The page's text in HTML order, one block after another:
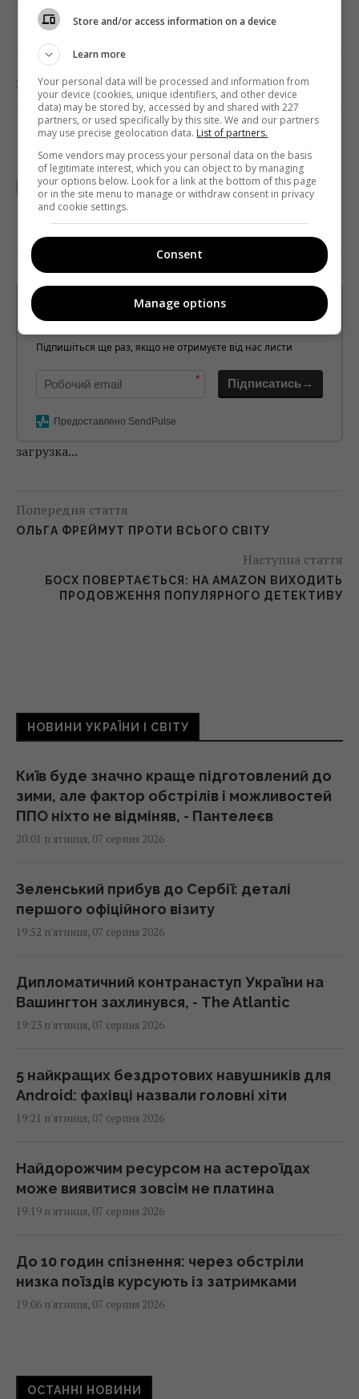
Поділитись: Facebook Twitter 0
TELEKRITIKA
Щотижневий лист з найцікавішим.
Пишемо з любов'ю
!
Підпишіться ще раз, якщо не отримуєте від нас листи
* Підписатись→
Предоставлено SendPulse
загрузка...
Попередня стаття
ОЛЬГА ФРЕЙМУТ ПРОТИ ВСЬОГО СВІТУ
Наступна стаття
БОСХ ПОВЕРТАЄТЬСЯ: НА AMAZON ВИХОДИТЬ
ПРОДОВЖЕННЯ ПОПУЛЯРНОГО ДЕТЕКТИВУ
НОВИНИ УКРАЇНИ І СВІТУ
Київ буде значно краще підготовлений до
зими, але фактор обстрілів і можливостей
ППО ніхто не відміняв, - Пантелеєв
20:01 п'ятниця, 07 серпня 2026
Зеленський прибув до Сербії: деталі
першого офіційного візиту
19:52 п'ятниця, 07 серпня 2026
Дипломатичний контранаступ України на
Вашингтон захлинувся, - The Atlantic
19:23 п'ятниця, 07 серпня 2026
5 найкращих бездротових навушників для
Android: фахівці назвали головні хіти
19:21 п'ятниця, 07 серпня 2026
Найдорожчим ресурсом на астероїдах
може виявитися зовсім не платина
19:19 п'ятниця, 07 серпня 2026
До 10 годин спізнення: через обстріли
низка поїздів курсують із затримками
19:06 п'ятниця, 07 серпня 2026
як правильно поливати та обприскувати
томати
ОСТАННІ НОВИНИ
Store and/or access information on a device
Learn more
Your personal data will be processed and information from
your device (cookies, unique identifiers, and other device
data) may be stored by, accessed by and shared with 227
partners, or used specifically by this site. We and our partners
may use precise geolocation data. List of partners.
Some vendors may process your personal data on the basis
of legitimate interest, which you can object to by managing
your options below. Look for a link at the bottom of this page
or in the site menu to manage or withdraw consent in privacy
and cookie settings.
Consent
Manage options